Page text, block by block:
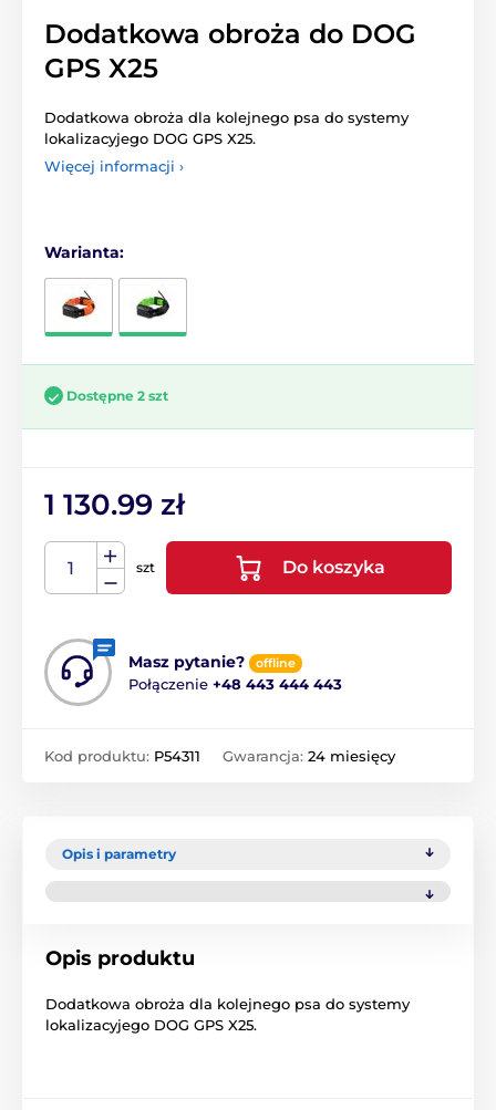
Dodatkowa obroża do DOG
GPS X25
Dodatkowa obroża dla kolejnego psa do systemy
lokalizacyjego DOG GPS X25.
Więcej informacji ›
Warianta:
Dostępne 2 szt
1 130.99 zł
szt Do koszyka
Masz pytanie? offline
Połączenie +48 443 444 443
Kod produktu: P54311 Gwarancja: 24 miesięcy
Opis i parametry
Opis produktu
Dodatkowa obroża dla kolejnego psa do systemy
lokalizacyjego DOG GPS X25.